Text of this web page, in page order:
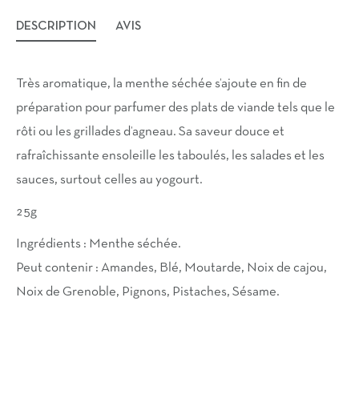
DESCRIPTION AVIS
Très aromatique, la menthe séchée s’ajoute en fin de
préparation pour parfumer des plats de viande tels que le
rôti ou les grillades d’agneau. Sa saveur douce et
rafraîchissante ensoleille les taboulés, les salades et les
sauces, surtout celles au yogourt.
25g
Ingrédients : Menthe séchée.
Peut contenir : Amandes, Blé, Moutarde, Noix de cajou,
Noix de Grenoble, Pignons, Pistaches, Sésame.